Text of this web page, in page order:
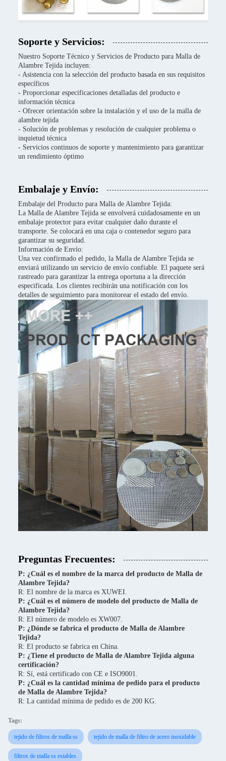
Soporte y Servicios:
Nuestro Soporte Técnico y Servicios de Producto para Malla de
Alambre Tejida incluyen:
- Asistencia con la selección del producto basada en sus requisitos
específicos
- Proporcionar especificaciones detalladas del producto e
información técnica
- Ofrecer orientación sobre la instalación y el uso de la malla de
alambre tejida
- Solución de problemas y resolución de cualquier problema o
inquietud técnica
- Servicios continuos de soporte y mantenimiento para garantizar
un rendimiento óptimo
Embalaje y Envío:
Embalaje del Producto para Malla de Alambre Tejida:
La Malla de Alambre Tejida se envolverá cuidadosamente en un
embalaje protector para evitar cualquier daño durante el
transporte. Se colocará en una caja o contenedor seguro para
garantizar su seguridad.
Información de Envío:
Una vez confirmado el pedido, la Malla de Alambre Tejida se
enviará utilizando un servicio de envío confiable. El paquete será
rastreado para garantizar la entrega oportuna a la dirección
especificada. Los clientes recibirán una notificación con los
detalles de seguimiento para monitorear el estado del envío.
Preguntas Frecuentes:
P: ¿Cuál es el nombre de la marca del producto de Malla de
Alambre Tejida?
R: El nombre de la marca es XUWEI.
P: ¿Cuál es el número de modelo del producto de Malla de
Alambre Tejida?
R: El número de modelo es XW007.
P: ¿Dónde se fabrica el producto de Malla de Alambre
Tejida?
R: El producto se fabrica en China.
P: ¿Tiene el producto de Malla de Alambre Tejida alguna
certificación?
R: Sí, está certificado con CE e ISO9001.
P: ¿Cuál es la cantidad mínima de pedido para el producto
de Malla de Alambre Tejida?
R: La cantidad mínima de pedido es de 200 KG.
Tags:
tejido de filtros de malla ss tejido de malla de filtro de acero inoxidable
filtros de malla ss estables